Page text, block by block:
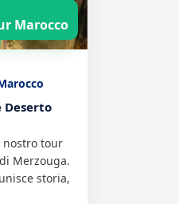
Marocco
Deserto
nostro tour
Merzouga.
storia,